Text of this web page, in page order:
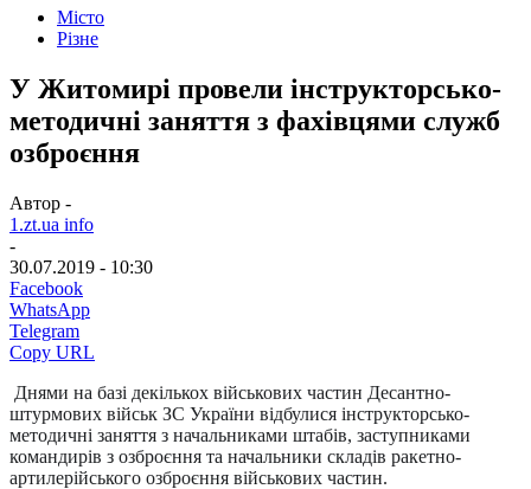
Місто
Різне
У Житомирі провели інструкторсько-
методичні заняття з фахівцями служб
озброєння
Автор -
1.zt.ua info
-
30.07.2019 - 10:30
Facebook
WhatsApp
Telegram
Copy URL
Днями на базі декількох військових частин Десантно-
штурмових військ ЗС України відбулися інструкторсько-
методичні заняття з начальниками штабів, заступниками
командирів з озброєння та начальники складів ракетно-
артилерійського озброєння військових частин.